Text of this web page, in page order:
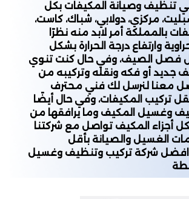
وصيانة المكيفات بكل
مركزي، دولابي، شباك، كاست،
بالمملكة أمر لابد منه نظرًا
وارتفاع درجة الحرارة بشكل
فصل الصيف، وفي حال كنت تنوي
جديد أو فكه ونقله وتركيبه من
معنا لنرسل لك فني محترف
تركيب المكيفات، وفي حال أيضًا
وغسيل المكيف وما يرافقها من
أجزاء المكيف تواصل مع شركتنا
الغسيل والصيانة بأقل
افضل شركة تركيب وتنظيف وغسيل